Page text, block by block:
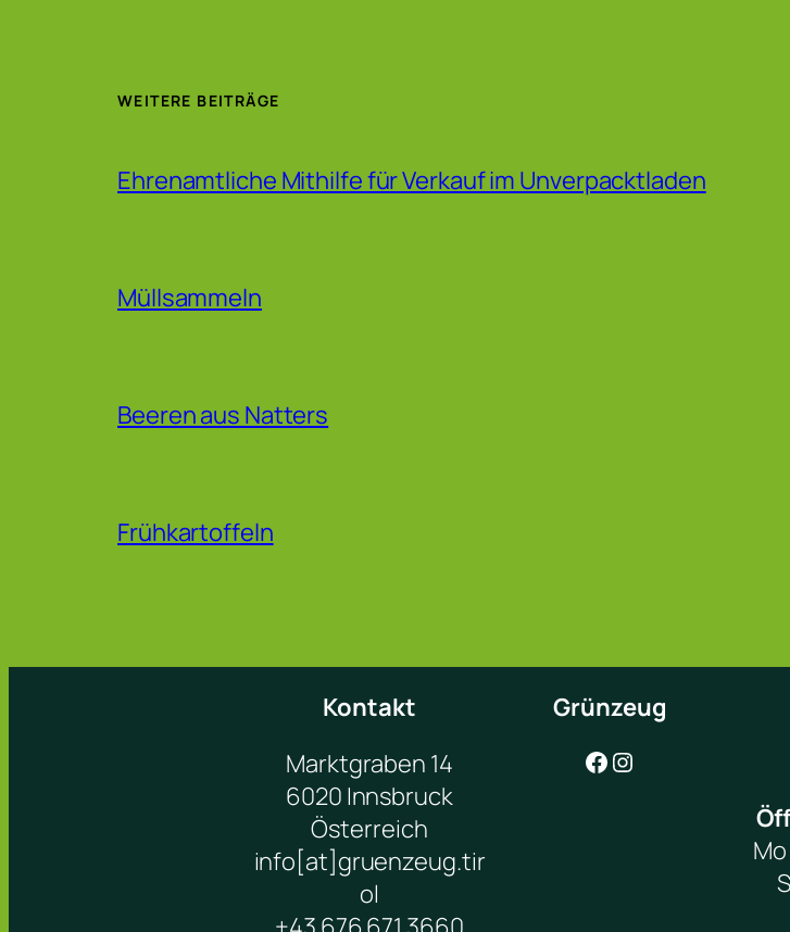
WEITERE BEITRÄGE
Ehrenamtliche Mithilfe für Verkauf im Unverpacktladen
Müllsammeln
Beeren aus Natters
Frühkartoffeln
Kontakt
Marktgraben 14
6020 Innsbruck
Österreich
info[at]gruenzeug.tir
ol
Grünzeug
Facebook Instagram
Mo